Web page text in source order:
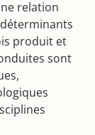
relation
produit et
sont